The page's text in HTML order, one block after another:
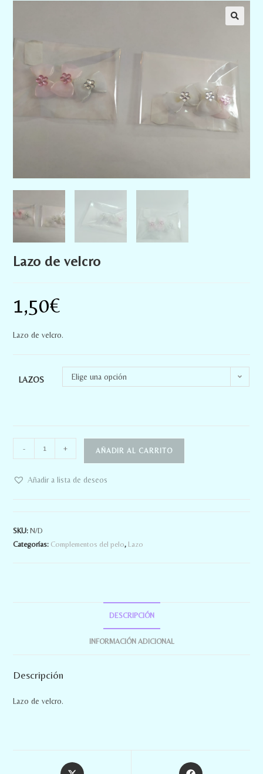
Lazo de velcro
1,50€
Lazo de velcro.
LAZOS Elige una opción
- + AÑADIR AL CARRITO
Añadir a lista de deseos
SKU:N/D
Categorías: Complementos del pelo, Lazo
DESCRIPCIÓN
INFORMACIÓN ADICIONAL
Descripción
Lazo de velcro.